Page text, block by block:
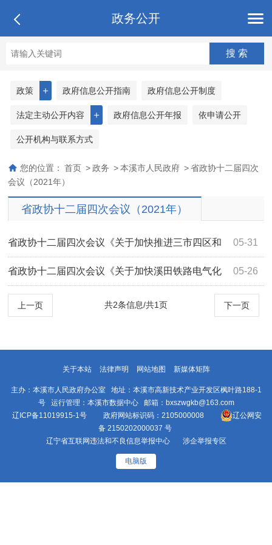
政务公开
＋
政策 政府信息公开指南 政府信息公开制度
＋
法定主动公开内容 政府信息公开年报 依申请公开
公开机构与联系方式
您的位置： 首页 > 政务 > 本溪市人民政府 > 省政协十二届四次
会议（2021年）
省政协十二届四次会议（2021年）
05-31
省政协十二届四次会议《关于加快推进三市四区和
九个集群发展的提案》（第0278号）答复 05-26
省政协十二届四次会议《关于加快溪田铁路电气化
提速改造建设的提案》(第0260号)答复
上一页 下一页
共2条信息/共1页
关于本站 法律声明 网站地图 新媒体矩阵
主办：本溪市人民政府办公室 地址：本溪市高新技术产业开发区枫叶路188-1
号 运行管理：本溪市数据中心 邮箱：bxszwgkb@163.com
辽ICP备11019915-1号 政府网站标识码：2105000008
辽公网安
备 2150202000037 号
辽宁省互联网违法和不良信息举报中心
涉企举报专区
电脑版